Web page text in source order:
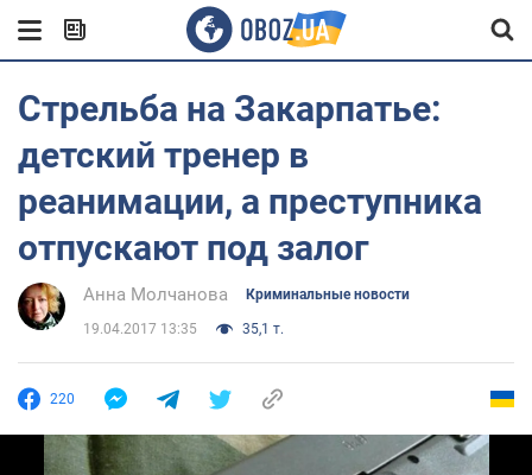
Стрельба на Закарпатье:
детский тренер в
реанимации, а преступника
отпускают под залог
Анна Молчанова Криминальные новости
19.04.2017 13:35 35,1 т.
220